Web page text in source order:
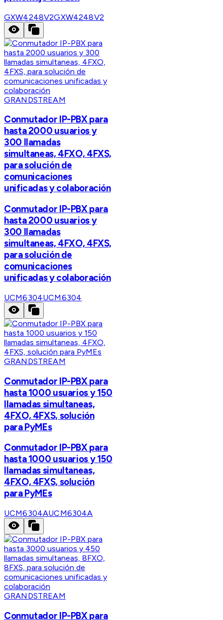
GXW4248V2GXW4248V2
GRANDSTREAM
Conmutador IP-PBX para
hasta 2000 usuarios y
300 llamadas
simultaneas, 4FXO, 4FXS,
para solución de
comunicaciones
unificadas y colaboración
Conmutador IP-PBX para
hasta 2000 usuarios y
300 llamadas
simultaneas, 4FXO, 4FXS,
para solución de
comunicaciones
unificadas y colaboración
UCM6304UCM6304
GRANDSTREAM
Conmutador IP-PBX para
hasta 1000 usuarios y 150
llamadas simultaneas,
4FXO, 4FXS, solución
para PyMEs
Conmutador IP-PBX para
hasta 1000 usuarios y 150
llamadas simultaneas,
4FXO, 4FXS, solución
para PyMEs
UCM6304AUCM6304A
GRANDSTREAM
Conmutador IP-PBX para